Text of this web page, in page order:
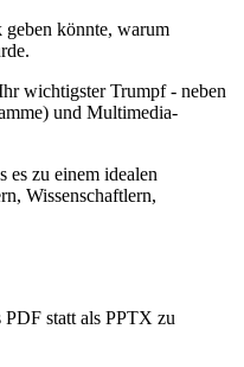
könnte, warum
wichtigster Trumpf - neben
und Multimedia-
es zu einem idealen
Wissenschaftlern,
PDF statt als PPTX zu